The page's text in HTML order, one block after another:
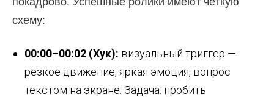
схему:
00:00–00:02 (Хук): визуальный триггер —
резкое движение, яркая эмоция, вопрос
текстом на экране. Задача: пробить